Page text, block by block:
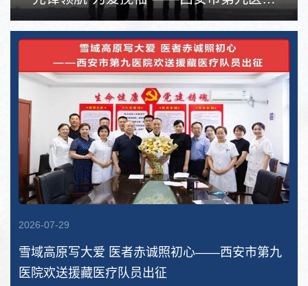
2026-07-29
雪域高原写大爱 医者赤诚照初心——西安市第九
医院欢送援藏医疗队员出征